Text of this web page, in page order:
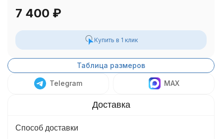
7 400 ₽
Купить в 1 клик
Таблица размеров
Telegram MAX
Способ доставки